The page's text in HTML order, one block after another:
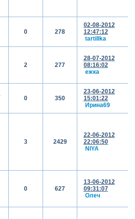
0 278
02-08-2012
12:47:12
tartillka
2 277
28-07-2012
08:16:02
ежка
0 350
23-06-2012
15:01:22
Ирина69
3 2429
22-06-2012
22:06:50
NIYA
0 627
13-06-2012
09:31:07
Олеч